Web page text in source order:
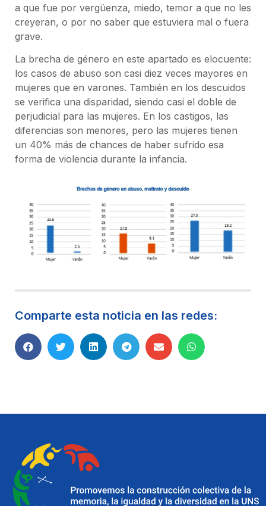
a que fue por vergüenza, miedo, temor a que no les
creyeran, o por no saber que estuviera mal o fuera
grave.
La brecha de género en este apartado es elocuente:
los casos de abuso son casi diez veces mayores en
mujeres que en varones. También en los descuidos
se verifica una disparidad, siendo casi el doble de
perjudicial para las mujeres. En los castigos, las
diferencias son menores, pero las mujeres tienen
un 40% más de chances de haber sufrido esa
forma de violencia durante la infancia.
Comparte esta noticia en las redes: